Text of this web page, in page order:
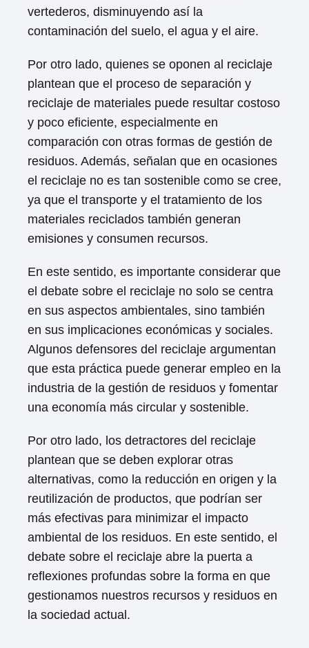
vertederos, disminuyendo así la
contaminación del suelo, el agua y el aire.
Por otro lado, quienes se oponen al reciclaje
plantean que el proceso de separación y
reciclaje de materiales puede resultar costoso
y poco eficiente, especialmente en
comparación con otras formas de gestión de
residuos. Además, señalan que en ocasiones
el reciclaje no es tan sostenible como se cree,
ya que el transporte y el tratamiento de los
materiales reciclados también generan
emisiones y consumen recursos.
En este sentido, es importante considerar que
el debate sobre el reciclaje no solo se centra
en sus aspectos ambientales, sino también
en sus implicaciones económicas y sociales.
Algunos defensores del reciclaje argumentan
que esta práctica puede generar empleo en la
industria de la gestión de residuos y fomentar
una economía más circular y sostenible.
Por otro lado, los detractores del reciclaje
plantean que se deben explorar otras
alternativas, como la reducción en origen y la
reutilización de productos, que podrían ser
más efectivas para minimizar el impacto
ambiental de los residuos. En este sentido, el
debate sobre el reciclaje abre la puerta a
reflexiones profundas sobre la forma en que
gestionamos nuestros recursos y residuos en
la sociedad actual.